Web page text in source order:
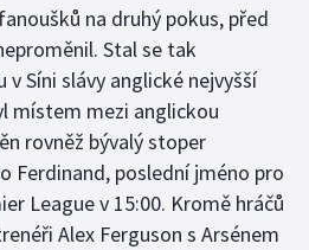
na druhý pokus, před
Stal se tak
Síni slávy anglické nejvyšší
místem mezi anglickou
rovněž bývalý stoper
Ferdinand, poslední jméno pro
League v 15:00. Kromě hráčů
Alex Ferguson s Arsénem